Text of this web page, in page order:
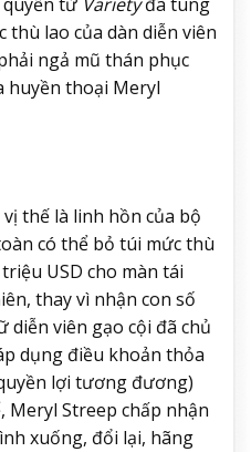
lao của dàn diễn viên
ngả mũ thán phục
thoại Meryl
vị thế là linh hồn của bộ
có thể bỏ túi mức thù
USD cho màn tái
thay vì nhận con số
diễn viên gạo cội đã chủ
dụng điều khoản thỏa
lợi tương đương)
Meryl Streep chấp nhận
xuống, đổi lại, hãng